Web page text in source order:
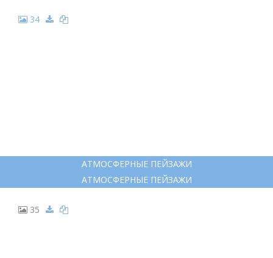
34
АТМОСФЕРНЫЕ ПЕЙЗАЖИ
АТМОСФЕРНЫЕ ПЕЙЗАЖИ
35